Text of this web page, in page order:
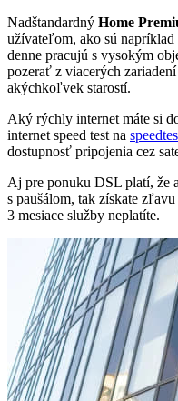
Nadštandardný Home
užívateľom, ako sú
denne pracujú s vysokým
pozerať z viacerých
akýchkoľvek starostí.
Aký rýchly internet máte si
internet speed test na
dostupnosť pripojenia cez
Aj pre ponuku DSL platí, že
s paušálom, tak získate
3 mesiace služby neplatíte.